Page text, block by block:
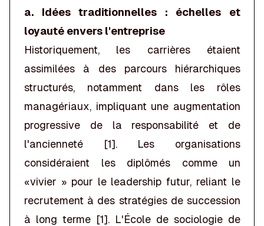
a. Idées traditionnelles : échelles et
loyauté envers l'entreprise
Historiquement, les carrières étaient
assimilées à des parcours hiérarchiques
structurés, notamment dans les rôles
managériaux, impliquant une augmentation
progressive de la responsabilité et de
l'ancienneté [1]. Les organisations
considéraient les diplômés comme un
«vivier » pour le leadership futur, reliant le
recrutement à des stratégies de succession
à long terme [1]. L'École de sociologie de